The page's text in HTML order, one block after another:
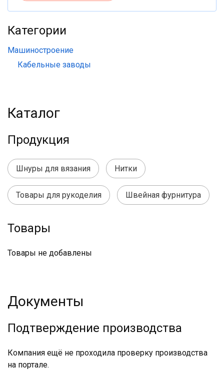
Категории
Машиностроение
Кабельные заводы
Каталог
Продукция
Шнуры для вязания Нитки
Товары для рукоделия Швейная фурнитура
Товары
Товары не добавлены
Документы
Подтверждение производства
Компания ещё не проходила проверку производства
на портале.